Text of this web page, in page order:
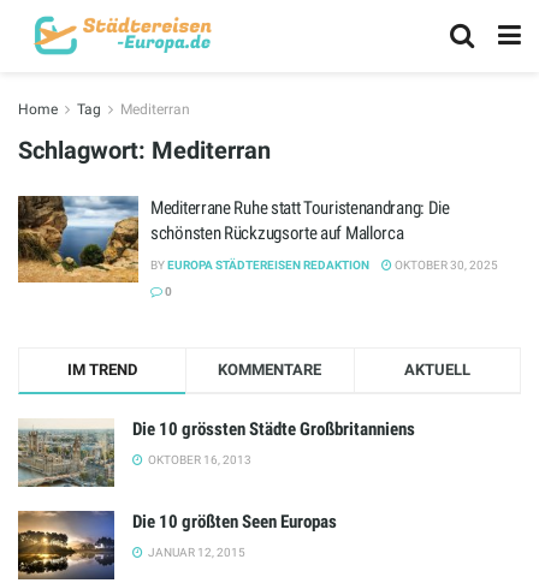
Home Tag Mediterran
Schlagwort: Mediterran
Mediterrane Ruhe statt Touristenandrang: Die
schönsten Rückzugsorte auf Mallorca
BYEUROPA STÄDTEREISEN REDAKTION
OKTOBER 30, 2025
0
IM TREND KOMMENTARE AKTUELL
Die 10 grössten Städte Großbritanniens
OKTOBER 16, 2013
Die 10 größten Seen Europas
JANUAR 12, 2015